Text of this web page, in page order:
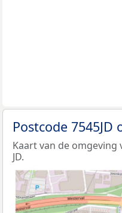
Postcode 7545JD
Kaart van de omgeving
JD.